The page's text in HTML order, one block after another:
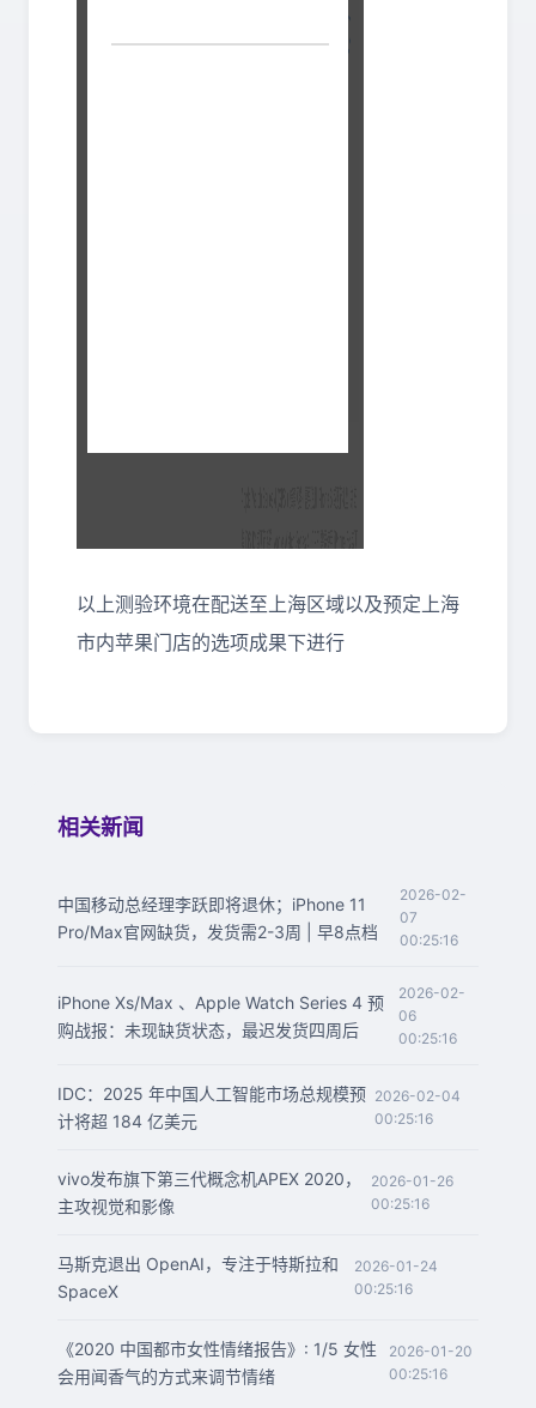
以上测验环境在配送至上海区域以及预定上海
市内苹果门店的选项成果下进行
相关新闻
中国移动总经理李跃即将退休；iPhone 11
Pro/Max官网缺货，发货需2-3周 | 早8点档
2026-02-
07
00:25:16
iPhone Xs/Max 、Apple Watch Series 4 预
购战报：未现缺货状态，最迟发货四周后
2026-02-
06
00:25:16
IDC：2025 年中国人工智能市场总规模预
计将超 184 亿美元
2026-02-04
00:25:16
vivo发布旗下第三代概念机APEX 2020，
主攻视觉和影像
2026-01-26
00:25:16
马斯克退出 OpenAI，专注于特斯拉和
SpaceX
2026-01-24
00:25:16
《2020 中国都市女性情绪报告》: 1/5 女性
会用闻香气的方式来调节情绪
2026-01-20
00:25:16